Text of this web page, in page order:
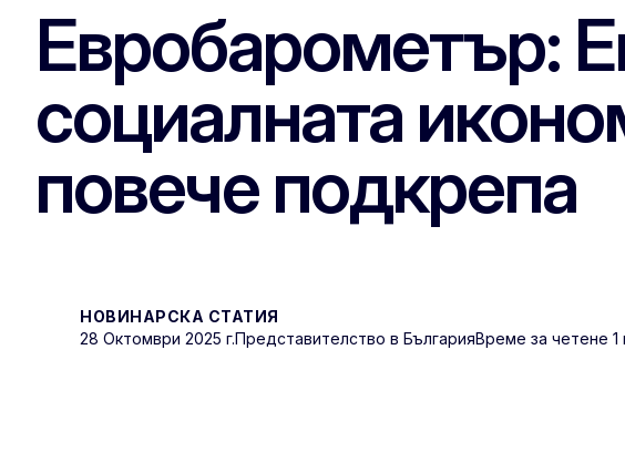
Евробарометър:
социалната
повече подкрепа
НОВИНАРСКА СТАТИЯ
28 Oктомври 2025 г.Представителство в БългарияВреме за четене 1